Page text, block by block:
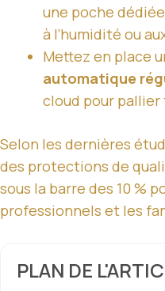
une poche
à l’humidité ou
Mettez en place
automatique
cloud pour
Selon les dernières
des protections de
sous la barre des 10 %
professionnels et les
PLAN DE